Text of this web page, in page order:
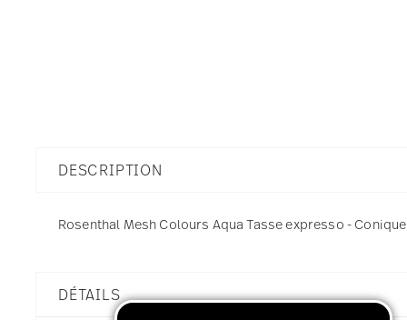
DESCRIPTION
Rosenthal Mesh Colours Aqua Tasse expresso -
DÉTAILS